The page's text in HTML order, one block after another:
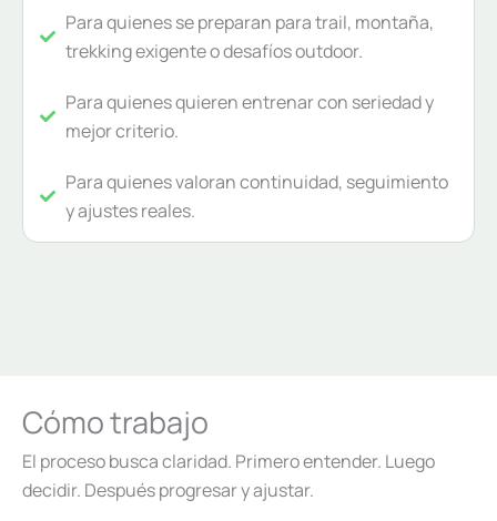
Para quienes se preparan para trail, montaña,
trekking exigente o desafíos outdoor.
Para quienes quieren entrenar con seriedad y
mejor criterio.
Para quienes valoran continuidad, seguimiento
y ajustes reales.
Cómo trabajo
El proceso busca claridad. Primero entender. Luego
decidir. Después progresar y ajustar.